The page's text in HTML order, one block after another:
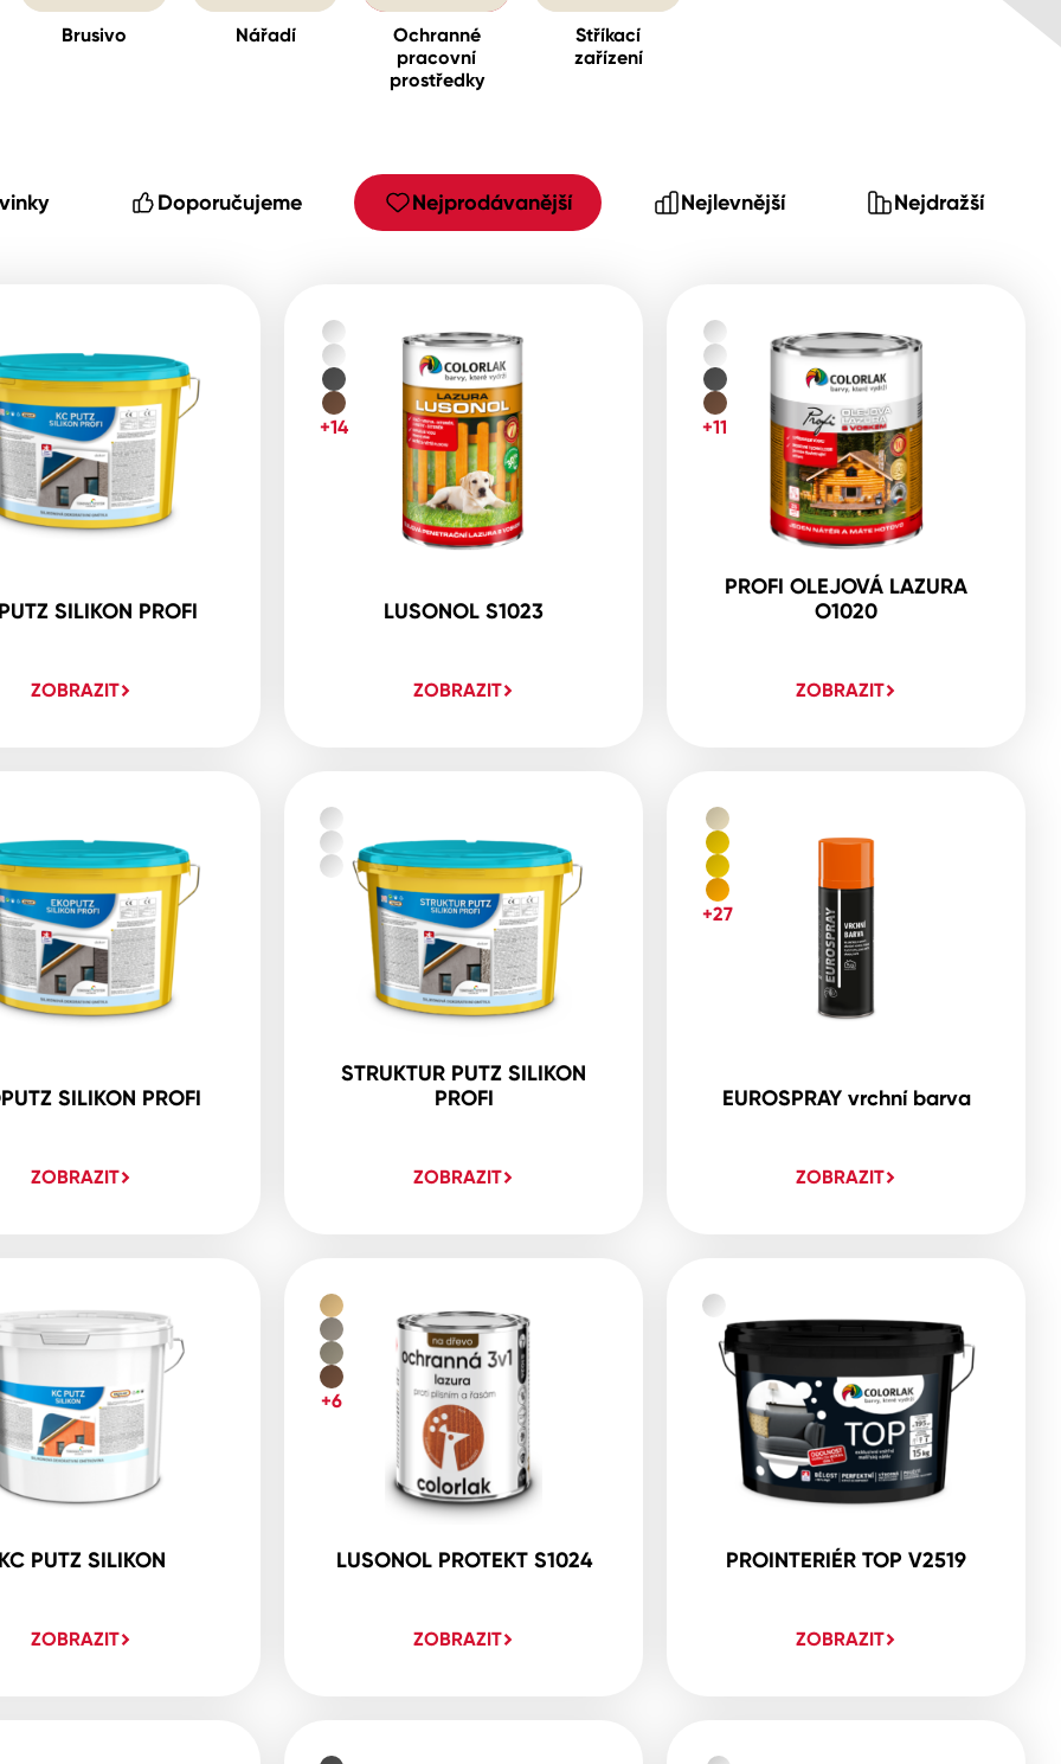
Brusivo Nářadí
Ochranné
pracovní
prostředky
Stříkací
zařízení
Doporučujeme Nejprodávanější Nejlevnější Nejdražší
SILIKON PROFI
ZOBRAZIT
LUSONOL S1023
ZOBRAZIT
+14
PROFI OLEJOVÁ LAZURA
O1020
ZOBRAZIT
+11
SILIKON PROFI
ZOBRAZIT
STRUKTUR PUTZ SILIKON
PROFI
ZOBRAZIT
EUROSPRAY vrchní barva
ZOBRAZIT
+27
PUTZ SILIKON
ZOBRAZIT
LUSONOL PROTEKT S1024
ZOBRAZIT
+6
PROINTERIÉR TOP V2519
ZOBRAZIT